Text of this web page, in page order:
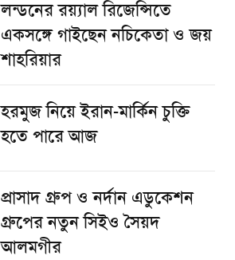
লন্ডনের রয়্যাল রিজেন্সিতে
একসঙ্গে গাইছেন নচিকেতা ও জয়
শাহরিয়ার
হরমুজ নিয়ে ইরান-মার্কিন চুক্তি
হতে পারে আজ
প্রাসাদ গ্রুপ ও নর্দান এডুকেশন
গ্রুপের নতুন সিইও সৈয়দ
আলমগীর